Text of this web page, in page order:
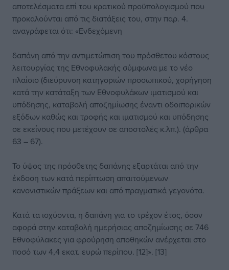
αποτελέσματα επί του κρατικού προϋπολογισμού που
προκαλούνται από τις διατάξεις του, στην παρ. 4.
αναγράφεται ότι: «Ενδεχόμενη
δαπάνη από την αντιμετώπιση του πρόσθετου κόστους
λειτουργίας της Εθνοφυλακής σύμφωνα με το νέο
πλαίσιο (διεύρυνση κατηγοριών προσωπικού, χορήγηση
κατά την κατάταξη των Εθνοφυλάκων ιματισμού και
υπόδησης, καταβολή αποζημίωσης έναντι οδοιπορικών
εξόδων καθώς και τροφής και ιματισμού και υπόδησης
σε εκείνους που μετέχουν σε αποστολές κ.λπ.). (άρθρα
63 – 67).
Το ύψος της πρόσθετης δαπάνης εξαρτάται από την
έκδοση των κατά περίπτωση απαιτούμενων
κανονιστικών πράξεων και από πραγματικά γεγονότα.
Κατά τα ισχύοντα, η δαπάνη για το τρέχον έτος, όσον
αφορά στην καταβολή ημερήσιας αποζημίωσης σε 746
Εθνοφύλακες για φρούρηση αποθηκών ανέρχεται στο
ποσό των 4,4 εκατ. ευρώ περίπου. [12]». [13]